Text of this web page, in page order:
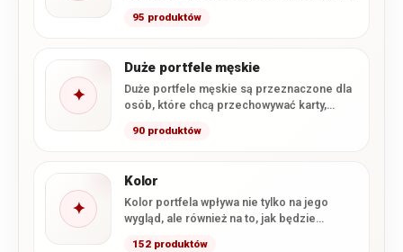
95 produktów
✦
Duże portfele męskie
Duże portfele męskie są przeznaczone dla
osób, które chcą przechowywać karty,
90 produktów
✦
Kolor
Kolor portfela wpływa nie tylko na jego
wygląd, ale również na to, jak będzie
152 produktów